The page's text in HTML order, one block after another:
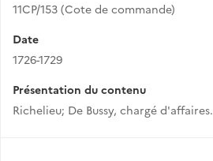
11CP/153 (Cote de commande)
Date
1726-1729
Présentation du contenu
Richelieu; De Bussy, chargé d'affaires.